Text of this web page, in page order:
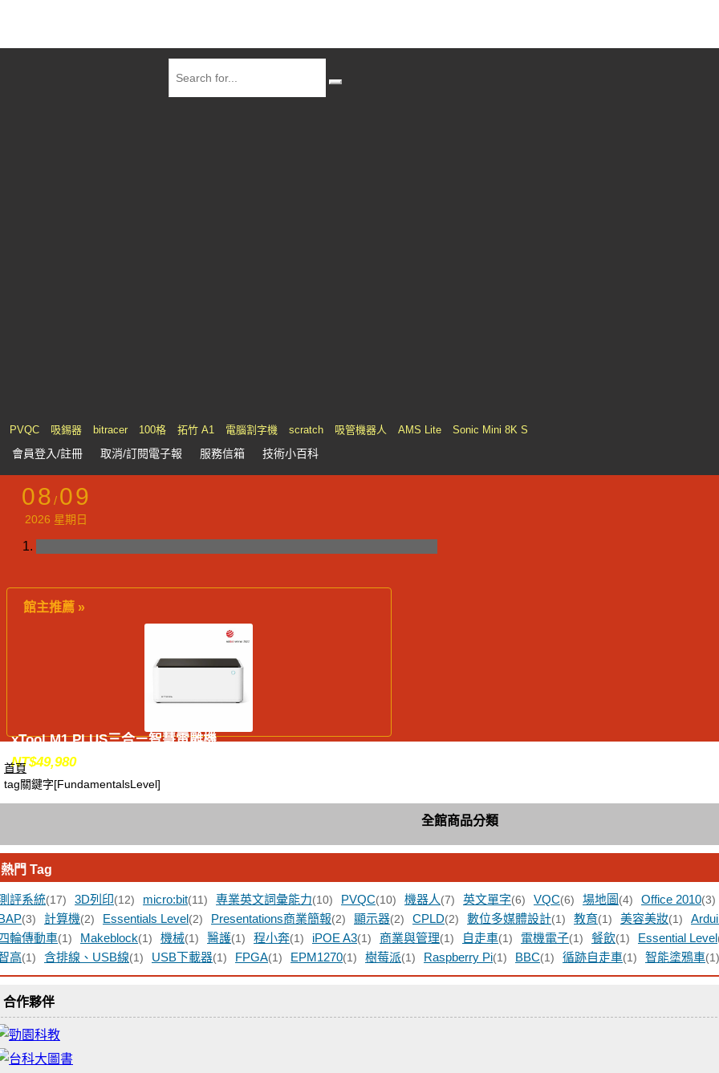
PVQC 吸錫器 bitracer 100格 拓竹 A1 電腦割字機 scratch 吸管機器人 AMS Lite Sonic Mini 8K S
會員登入/註冊 取消/訂閱電子報 服務信箱 技術小百科
08 / 09
2026 星期日
館主推薦 »
xTool M1 PLUS三合ㄧ智慧雷雕機
NT$49,980
首頁
tag關鍵字[FundamentalsLevel]
全館商品分類
門 Tag
評系統(17) 3D列印(12) micro:bit(11) 專業英文詞彙能力(10) PVQC(10) 機器人(7) 英文單字(6) VQC(6) 場地圖 (4) Office 2010(3)
(3) 計算機(2) Essentials Level(2) Presentations商業簡報(2) 顯示器(2) CPLD(2) 數位多媒體設計(1) 教育(1) 美容美妝(1)
輪傳動車(1) Makeblock(1) 機械(1) 醫護(1) 程小奔(1) iPOE A3(1) 商業與管理(1) 自走車(1) 電機電子(1) 餐飲(1) Essential Level
高(1) 含排線、USB線(1) USB下載器(1) FPGA(1) EPM1270(1) 樹莓派(1) Raspberry Pi(1) BBC(1) 循跡自走車(1) 智能塗鴉車(1)
合作夥伴